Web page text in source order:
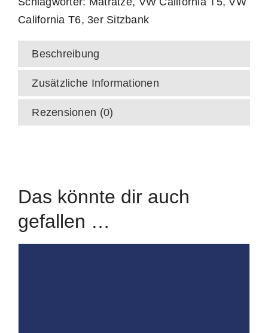
-
für
Untenschläfer
Menge
California T6, 3er Sitzbank
Beschreibung
Zusätzliche Informationen
Rezensionen (0)
Das könnte dir auch
gefallen …